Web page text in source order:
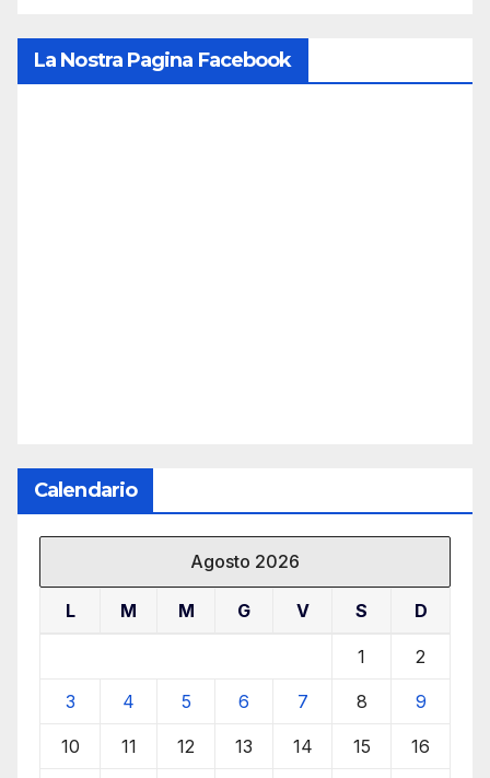
La Nostra Pagina Facebook
Calendario
Agosto 2026
L M M G V S D
1 2
3 4 5 6 7 8 9
10 11 12 13 14 15 16